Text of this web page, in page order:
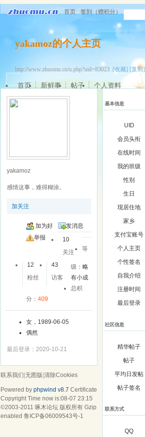
首页 签到（赠积分）
yakamoz的个人主页
http://www.zhuomu.cn/u.php?uid=83023 [收藏] [复制]
首页 新鲜事 帖子 个人资料
yakamoz
感情这事，难得糊涂。
加关注
加为好
友
发消息
举报
10
关注
12
粉丝
43
访客
等
级：略
有小成
总积
分： 409
女，1989-06-05
偶然
最后登录：2020-10-21
基本信息
UID
会员头衔
在线时间
我的班级
性别
生日
现居住地
家乡
支付宝账号
个人主页
个性签名
自我介绍
注册时间
最后登录
社区信息
精华帖子
帖子
平均日发帖
帖子签名
联系方式
QQ
联系我们 无图版 清除Cookies
Powered by phpwind v8.7 Certificate
Copyright Time now is:08-07 23:15
©2003-2011 啄木论坛 版权所有 Gzip
enabled 鲁ICP备06009543号-1